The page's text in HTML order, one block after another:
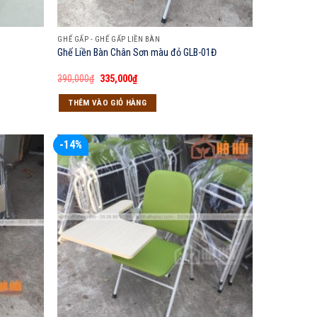
GHẾ GẤP - GHẾ GẤP LIỀN BÀN
Ghế Liền Bàn Chân Sơn màu đỏ GLB-01Đ
390,000₫ Giá
là:
390,000₫.
335,000₫Giá
hiện
tại
là:
THÊM VÀO GIỎ HÀNG
-14%